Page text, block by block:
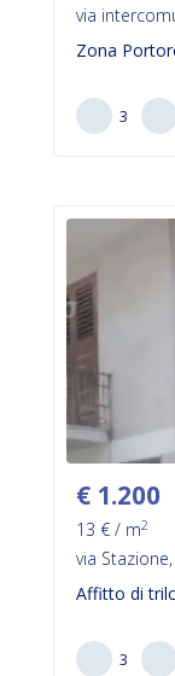
via
Zona
3
€ 1.200
13 € / m2
via
Affitto di
3